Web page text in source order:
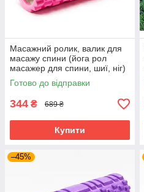
Масажний ролик, валик для
масажу спини (йога рол
масажер для спини, шиї, ніг)
OSPORT 33*14см (MS 0857)
Рожевий
Готово до відправки
344 ₴ 689 ₴
Купити
–45%